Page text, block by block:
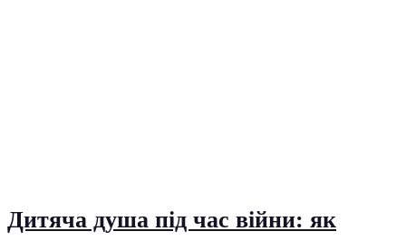
Дитяча душа під час війни: як